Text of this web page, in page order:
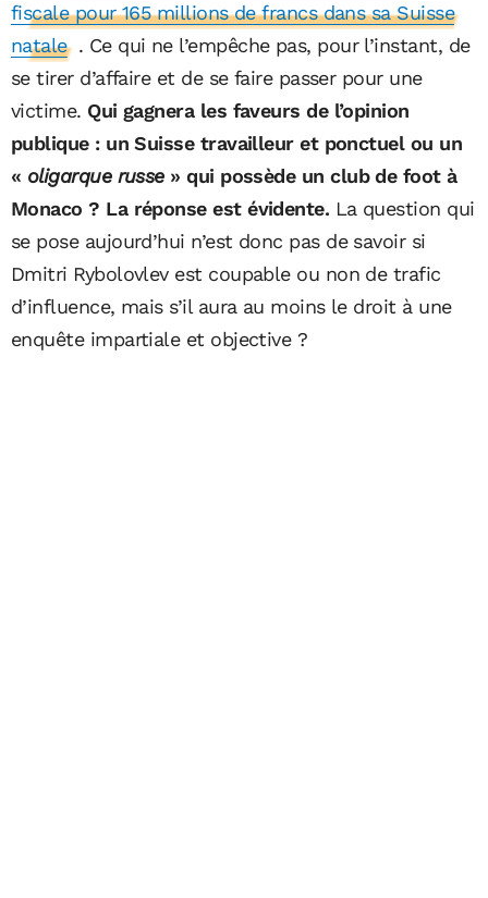
fiscale pour 165 millions de francs dans sa Suisse
natale . Ce qui ne l’empêche pas, pour l’instant, de
se tirer d’affaire et de se faire passer pour une
victime. Qui gagnera les faveurs de l’opinion
publique : un Suisse travailleur et ponctuel ou un
« oligarque russe» qui possède un club de foot à
Monaco ? La réponse est évidente. La question qui
se pose aujourd’hui n’est donc pas de savoir si
Dmitri Rybolovlev est coupable ou non de trafic
d’influence, mais s’il aura au moins le droit à une
enquête impartiale et objective ?